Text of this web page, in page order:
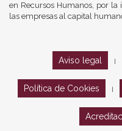
en Recursos Humanos, por
las empresas al capital
Aviso legal
Política de Cookies